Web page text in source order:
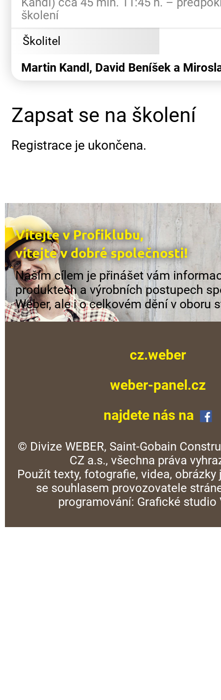
školení
Školitel
Martin Kandl, David Beníšek a
Zapsat se na školení
Registrace je ukončena.
Vítejte v Profiklubu,
vítejte v dobré společnosti!
Naším cílem je přinášet vám
produktech a výrobních postupech
Weber, ale i o celkovém dění v oboru
cz.weber
weber-panel.cz
najdete nás na
© Divize WEBER, Saint-Gobain
CZ a.s., všechna práva
Použít texty, fotografie, videa, obrázky
se souhlasem provozovatele
programování: Grafické studio